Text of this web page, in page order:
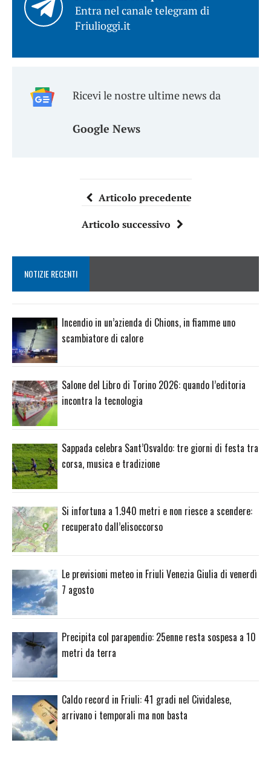
Entra nel canale telegram di
Friulioggi.it
Ricevi le nostre ultime news da
Google News
Articolo precedente
Articolo successivo
NOTIZIE RECENTI
Incendio in un’azienda di Chions, in fiamme uno
scambiatore di calore
Salone del Libro di Torino 2026: quando l’editoria
incontra la tecnologia
Sappada celebra Sant’Osvaldo: tre giorni di festa tra
corsa, musica e tradizione
Si infortuna a 1.940 metri e non riesce a scendere:
recuperato dall’elisoccorso
Le previsioni meteo in Friuli Venezia Giulia di venerdì
7 agosto
Precipita col parapendio: 25enne resta sospesa a 10
metri da terra
Caldo record in Friuli: 41 gradi nel Cividalese,
arrivano i temporali ma non basta